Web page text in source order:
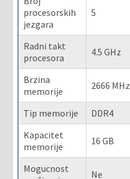
procesorskih
jezgara
5
Radni takt
procesora
4.5 GHz
Brzina
memorije
2666 MHz
Tip memorije
DDR4
Kapacitet
memorije
16 GB
Mogucnost
Ne